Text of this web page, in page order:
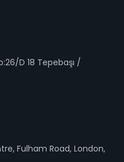
D 18 Tepebaşı /
Fulham Road, London,